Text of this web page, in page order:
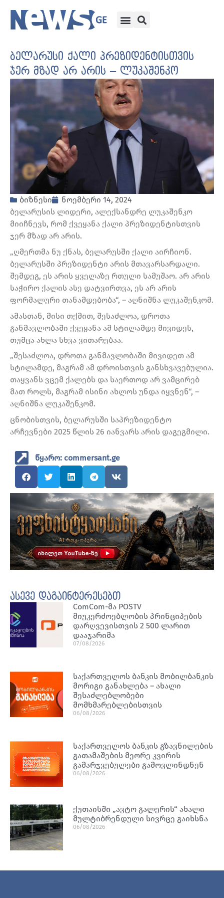
ბელარუსი ქალი პრეზიდენტისთვის
ჯერ მზად არ არის – ლუკაშენკო
ბიზნესი
ნოემბერი 14, 2024
ბელარუსის ლიდერი, ალექსანდრე ლუკაშენკო
მიიჩნევს, რომ ქვეყანა ქალი პრეზიდენტისთვის
ჯერ მზად არ არის.
„ღმერთმა ნუ ქნას, ბელარუსში ქალი აირჩიონ.
ბელარუსში პრეზიდენტი არის მთავარსარდალი.
შემდეგ, ეს არის ყველაზე რთული სამუშაო. არ არის
საჭირო ქალის ასე დატვირთვა, ეს არ არის
ფორმალური თანამდებობა“, – აღნიშნა ლუკაშენკომ.
ამასთან, მისი თქმით, შესაძლოა, დროთა
განმავლობაში ქვეყანა ამ სტილამდე მივიდეს,
თუმცა ახლა სხვა ვითარებაა.
„შესაძლოა, დროთა განმავლობაში მივიდეთ ამ
სტილამდე, მაგრამ ამ დროისთვის განსხვავებულია.
თაყვანს ვცემ ქალებს და საერთოდ არ ვამცირებ
მათ როლს, მაგრამ ისინი ახლოს უნდა იყვნენ“, –
აღნიშნა ლუკაშენკომ.
ცნობისთვის, ბელარუსში საპრეზიდენტო
არჩევნები 2025 წლის 26 იანვარს არის დაგეგმილი.
წყარო: commersant.ge
ასევე დაგაინტერესებთ
ComCom-მა POSTV
მიუკერძოებლობის პრინციპების
დარღვევისთვის 2 500 ლარით
დააჯარიმა
07/08/2026
საქართველოს ბანკის მობილბანკის
მორიგი განახლება – ახალი
შესაძლებლობები
მომხმარებლებისთვის
06/08/2026
საქართველოს ბანკის გზავნილების
გათამაშების მეორე კვირის
გამარჯვებულები გამოვლინდნენ
06/08/2026
ქუთაისში „ავტო გალერის“ ახალი
მულტიბრენდული სივრცე გაიხსნა
06/08/2026